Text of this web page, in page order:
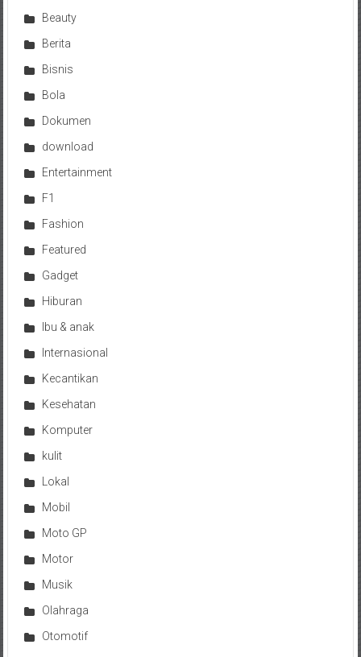
Beauty
Berita
Bisnis
Bola
Dokumen
download
Entertainment
F1
Fashion
Featured
Gadget
Hiburan
Ibu & anak
Internasional
Kecantikan
Kesehatan
Komputer
kulit
Lokal
Mobil
Moto GP
Motor
Musik
Olahraga
Otomotif